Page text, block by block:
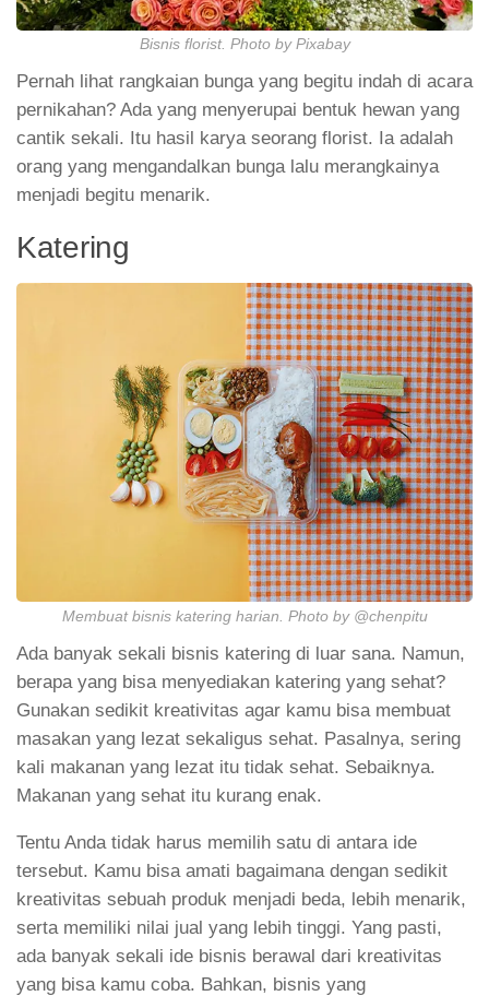
Bisnis florist. Photo by Pixabay
Pernah lihat rangkaian bunga yang begitu indah di acara
pernikahan? Ada yang menyerupai bentuk hewan yang
cantik sekali. Itu hasil karya seorang florist. Ia adalah
orang yang mengandalkan bunga lalu merangkainya
menjadi begitu menarik.
Katering
Membuat bisnis katering harian. Photo by @chenpitu
Ada banyak sekali bisnis katering di luar sana. Namun,
berapa yang bisa menyediakan katering yang sehat?
Gunakan sedikit kreativitas agar kamu bisa membuat
masakan yang lezat sekaligus sehat. Pasalnya, sering
kali makanan yang lezat itu tidak sehat. Sebaiknya.
Makanan yang sehat itu kurang enak.
Tentu Anda tidak harus memilih satu di antara ide
tersebut. Kamu bisa amati bagaimana dengan sedikit
kreativitas sebuah produk menjadi beda, lebih menarik,
serta memiliki nilai jual yang lebih tinggi. Yang pasti,
ada banyak sekali ide bisnis berawal dari kreativitas
yang bisa kamu coba. Bahkan, bisnis yang